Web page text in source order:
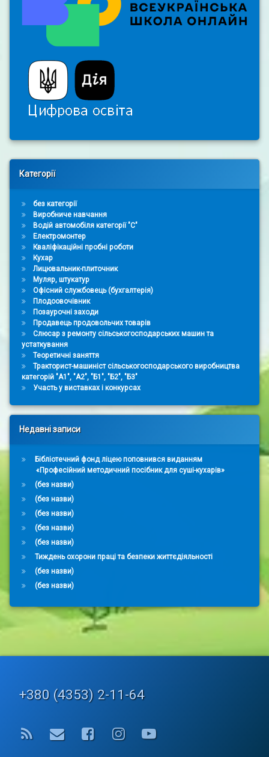
Right Sidebar
Категорії
без категорії
Виробниче навчання
Водій автомобіля категорії "С"
Електромонтер
Кваліфікаційні пробні роботи
Кухар
Лицювальник-плиточник
Муляр, штукатур
Офісний службовець (бухгалтерія)
Плодоовочівник
Позаурочні заходи
Продавець продовольчих товарів
Слюсар з ремонту сільськогосподарських машин та
устаткування
Теоретичні заняття
Тракторист-машиніст сільськогосподарського виробництва
категорій "А1", "А2", "Б1", "Б2", "Б3"
Участь у виставках і конкурсах
Недавні записи
Бібліотечний фонд ліцею поповнився виданням
«Професійний методичний посібник для суші-кухарів»
(без назви)
(без назви)
(без назви)
(без назви)
(без назви)
Тиждень охорони праці та безпеки життєдіяльності
(без назви)
(без назви)
Tel:
+380 (4353) 2-11-64
RSS E-mailFacebook
Instagram
YouTube